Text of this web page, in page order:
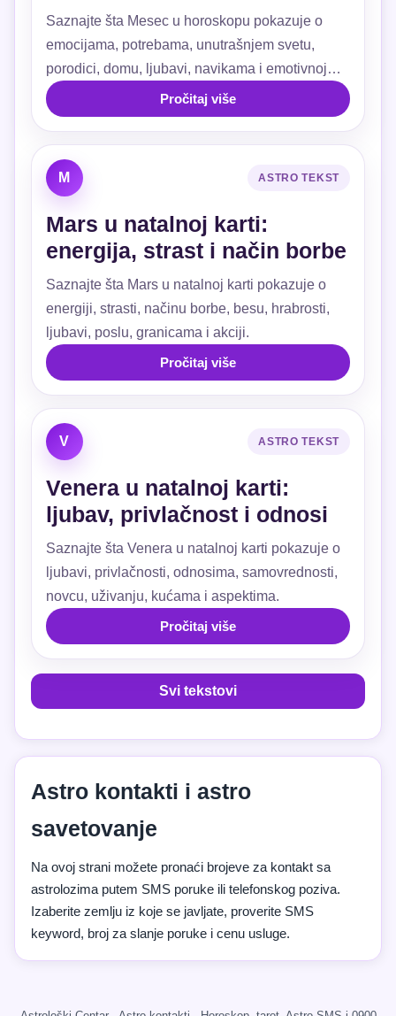
Saznajte šta Mesec u horoskopu pokazuje o
emocijama, potrebama, unutrašnjem svetu,
porodici, domu, ljubavi, navikama i emotivnoj
sigurnosti.
Pročitaj više
M ASTRO TEKST
Mars u natalnoj karti:
energija, strast i način borbe
Saznajte šta Mars u natalnoj karti pokazuje o
energiji, strasti, načinu borbe, besu, hrabrosti,
ljubavi, poslu, granicama i akciji.
Pročitaj više
V ASTRO TEKST
Venera u natalnoj karti:
ljubav, privlačnost i odnosi
Saznajte šta Venera u natalnoj karti pokazuje o
ljubavi, privlačnosti, odnosima, samovrednosti,
novcu, uživanju, kućama i aspektima.
Pročitaj više
Svi tekstovi
Astro kontakti i astro
savetovanje
Na ovoj strani možete pronaći brojeve za kontakt sa
astrolozima putem SMS poruke ili telefonskog poziva.
Izaberite zemlju iz koje se javljate, proverite SMS
keyword, broj za slanje poruke i cenu usluge.